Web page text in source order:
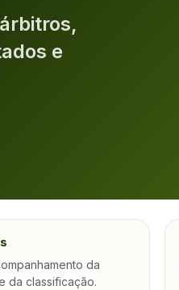
e
da
da classificação.